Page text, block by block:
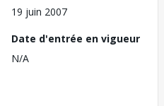
19 juin 2007
Date d'entrée en vigueur
N/A